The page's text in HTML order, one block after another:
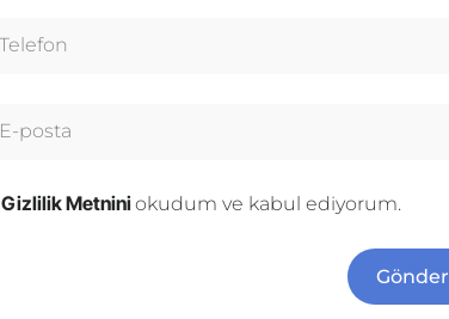
Gizlilik Metniniokudum ve kabul ediyorum.
Gönder